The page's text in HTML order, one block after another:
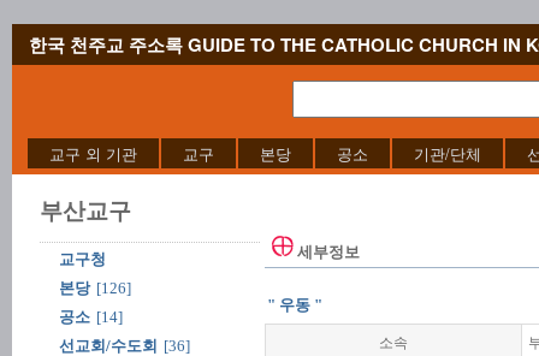
한국 천주교 주소록 GUIDE TO THE CATHOLIC CHURCH IN
교구 외 기관 교구 본당 공소 기관/단체
부산교구
교구청
본당 [126]
공소 [14]
선교회/수도회 [36]
세부정보
" 우동 "
소속